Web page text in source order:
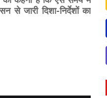
जारी दिशा-निर्देशों का